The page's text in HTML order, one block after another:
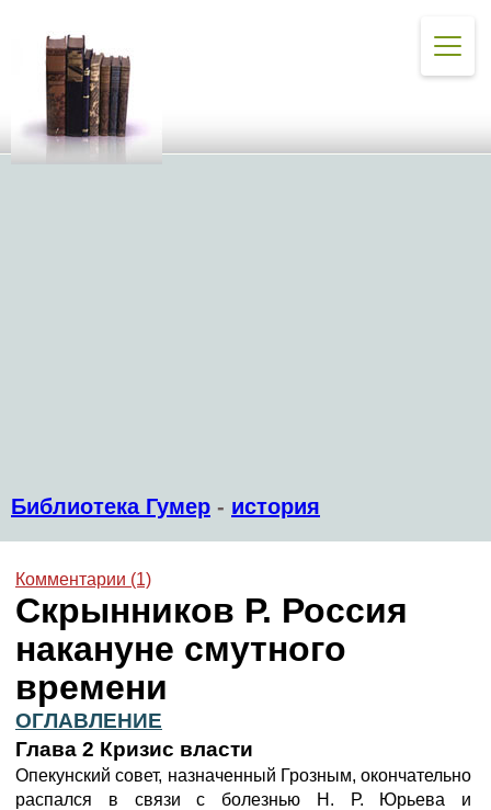
Библиотека Гумер - история
Комментарии (1)
Скрынников Р. Россия
накануне смутного
времени
ОГЛАВЛЕНИЕ
Глава 2 Кризис власти
Опекунский совет, назначенный Грозным, окончательно
распался в связи с болезнью Н. Р. Юрьева и